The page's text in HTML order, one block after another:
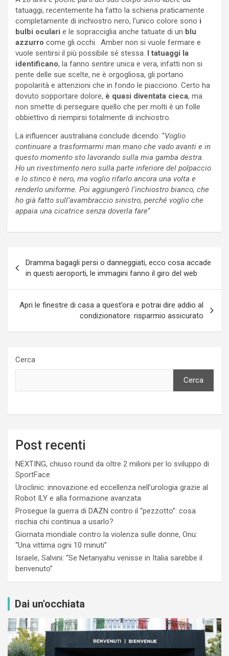
tatuaggi, recentemente ha fatto la schiena praticamente
completamente di inchiostro nero, l’unico colore sono i
bulbi oculari e le sopracciglia anche tatuate di un blu
azzurro come gli occhi. Amber non si vuole fermare e
vuole sentirsi il più possibile sé stessa. I tatuaggi la
identificano, la fanno sentire unica e vera, infatti non si
pente delle sue scelte, ne è orgogliosa, gli portano
popolarità e attenzioni che in fondo le piacciono. Certo ha
dovuto sopportare dolore, è quasi diventata cieca, ma
non smette di perseguire quello che per molti è un folle
obbiettivo di riempirsi totalmente di inchiostro.
La influencer australiana conclude dicendo: “Voglio
continuare a trasformarmi man mano che vado avanti e in
questo momento sto lavorando sulla mia gamba destra.
Ho un rivestimento nero sulla parte inferiore del polpaccio
e lo stinco è nero, ma voglio rifarlo ancora una volta e
renderlo uniforme. Poi aggiungerò l’inchiostro bianco, che
ho già fatto sull’avambraccio sinistro, perché voglio che
appaia una cicatrice senza doverla fare“
articoli
Dramma bagagli persi o danneggiati, ecco cosa accade
in questi aeroporti, le immagini fanno il giro del web
Apri le finestre di casa a quest’ora e potrai dire addio al
condizionatore: risparmio assicurato
Cerca
Cerca
Post recenti
NEXTING, chiuso round da oltre 2 milioni per lo sviluppo di
SportFace
Uroclinic: innovazione ed eccellenza nell’urologia grazie al
Robot ILY e alla formazione avanzata
Prosegue la guerra di DAZN contro il “pezzotto”: cosa
rischia chi continua a usarlo?
Giornata mondiale contro la violenza sulle donne, Onu:
“Una vittima ogni 10 minuti”
Israele, Salvini: “Se Netanyahu venisse in Italia sarebbe il
benvenuto”
Dai un'occhiata